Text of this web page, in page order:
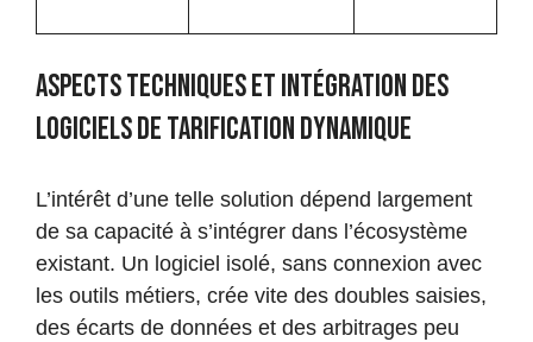
Aspects techniques et intégration des
logiciels de tarification dynamique
L’intérêt d’une telle solution dépend largement
de sa capacité à s’intégrer dans l’écosystème
existant. Un logiciel isolé, sans connexion avec
les outils métiers, crée vite des doubles saisies,
des écarts de données et des arbitrages peu